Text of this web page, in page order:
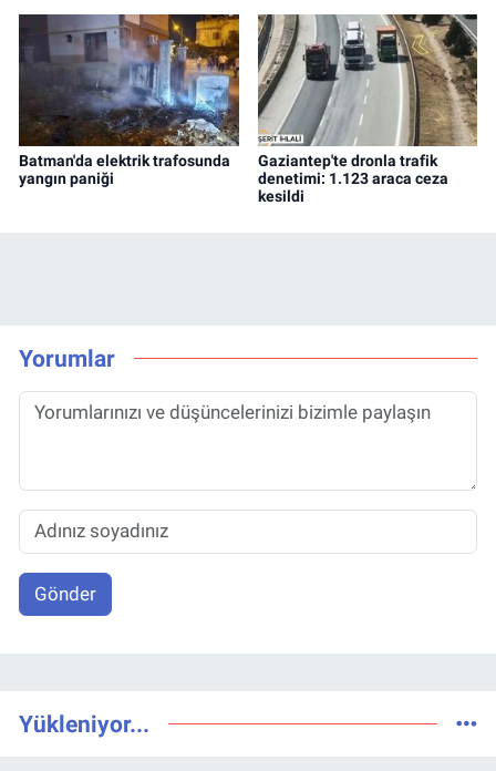
Batman'da elektrik trafosunda
yangın paniği
Gaziantep'te dronla trafik
denetimi: 1.123 araca ceza
kesildi
Yorumlar
Gönder
Yükleniyor...